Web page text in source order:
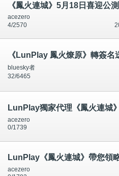
《鳳火連城》5月18日喜迎公
acezero
4/2570
《LunPlay 鳳火燎原》轉簽名
bluesky者
32/6465
LunPlay獨家代理《鳳火連城
acezero
0/1739
LunPlay《鳳火連城》帶您領
acezero